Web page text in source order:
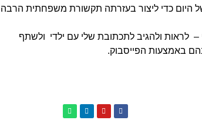
היום כדי ליצור בעזרתה תקשורת משפחתית הרבה
– לראות ולהגיב לתכתובת שלי עם ילדי ולשתף
באמצעות הפייסבוק.